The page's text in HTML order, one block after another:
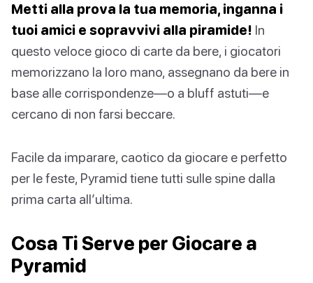
Metti alla prova la tua memoria, inganna i
tuoi amici e sopravvivi alla piramide! In
questo veloce gioco di carte da bere, i giocatori
memorizzano la loro mano, assegnano da bere in
base alle corrispondenze—o a bluff astuti—e
cercano di non farsi beccare.
Facile da imparare, caotico da giocare e perfetto
per le feste, Pyramid tiene tutti sulle spine dalla
prima carta all’ultima.
Cosa Ti Serve per Giocare a
Pyramid